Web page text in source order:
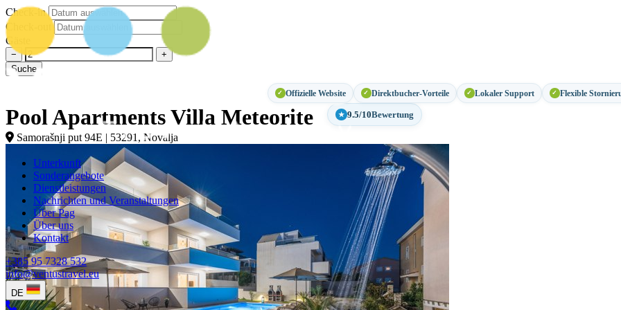
Unterkunft
Sonderangebote
Dienstleistungen
Nachrichten und Veranstaltungen
Über Pag
Über uns
Kontakt
+385 95 7328 532
info@ventustravel.eu
DE
Check-in
Check-out
Gäste
−
+
Suche
✓ Offizielle Website ✓ Direktbucher-Vorteile ✓ Lokaler Support ✓ Flexible
Pool Apartments Villa Meteorite ★ 9.5/10Bewertung
Samorašnji put 94E | 53291, Novalja